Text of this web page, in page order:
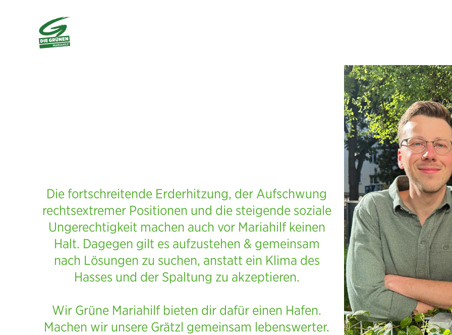
Die fortschreitende Erderhitzung, der Aufschwung
rechtsextremer Positionen und die steigende soziale
Ungerechtigkeit machen auch vor Mariahilf keinen
Halt. Dagegen gilt es aufzustehen & gemeinsam
nach Lösungen zu suchen, anstatt ein Klima des
Hasses und der Spaltung zu akzeptieren.
Wir Grüne Mariahilf bieten dir dafür einen Hafen.
Machen wir unsere Grätzl gemeinsam lebenswerter.